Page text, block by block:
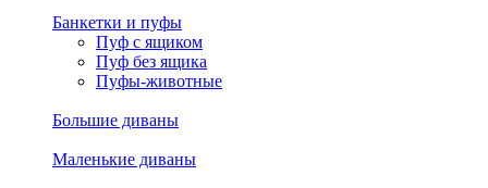
Банкетки и пуфы
Пуф с ящиком
Пуф без ящика
Пуфы-животные
Большие диваны
Маленькие диваны